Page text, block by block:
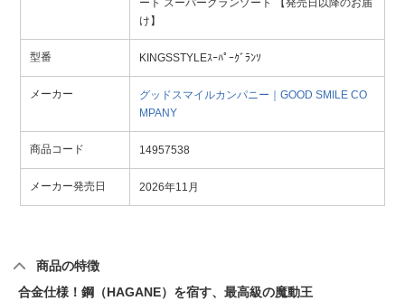
ート スーパーグランゾート 【発売日以降のお届
け】
型番 KINGSSTYLEｽｰﾊﾟｰｸﾞﾗﾝｿ
メーカー
グッドスマイルカンパニー｜GOOD SMILE CO
MPANY
商品コード 14957538
メーカー発売日 2026年11月
商品の特徴
合金仕様！鋼（HAGANE）を宿す、最高級の魔動王